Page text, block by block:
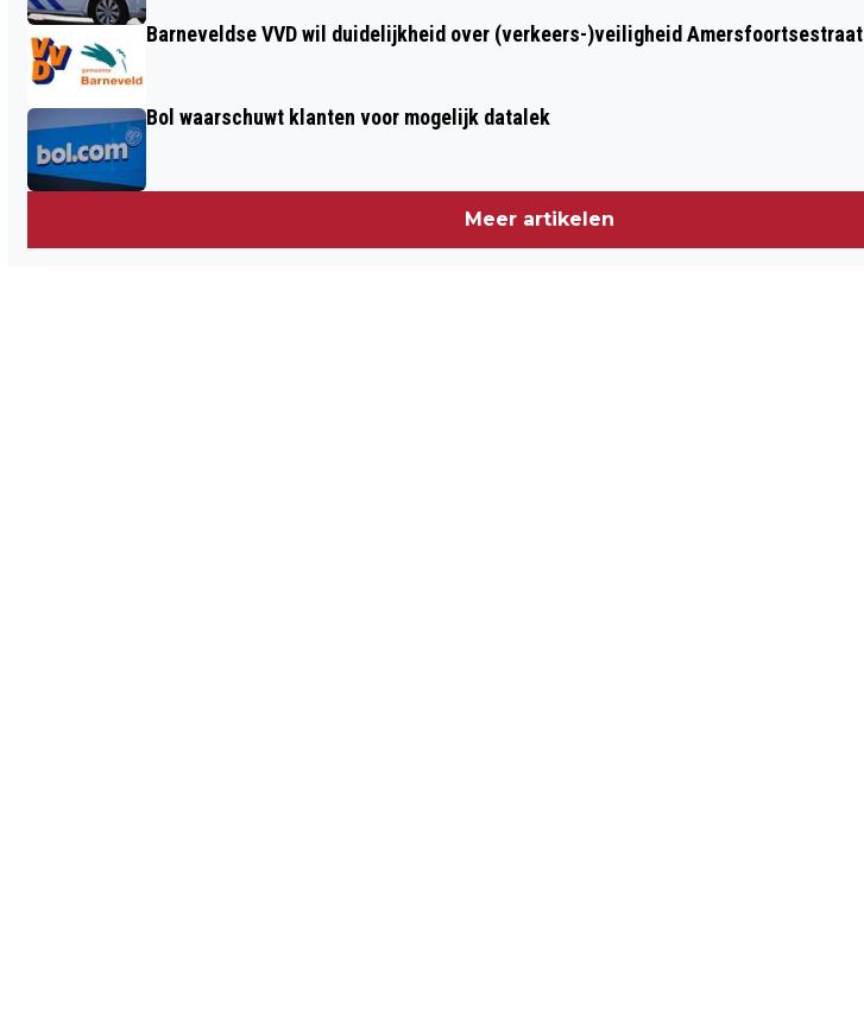
Barneveldse VVD wil duidelijkheid over (verkeers-)veiligheid Amersfoortsestraat
Bol waarschuwt klanten voor mogelijk datalek
Meer artikelen